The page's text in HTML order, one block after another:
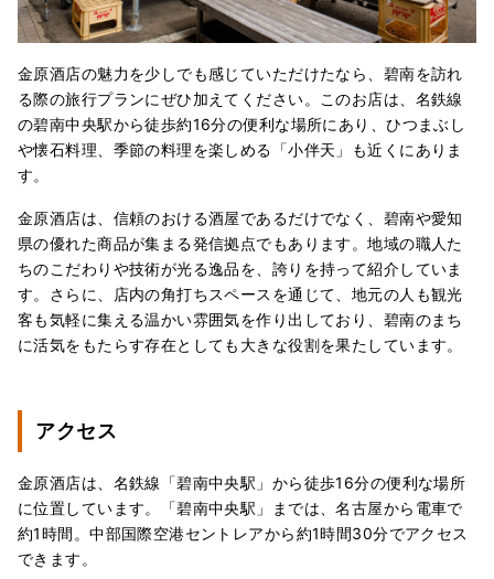
金原酒店の魅力を少しでも感じていただけたなら、碧南を訪れ
る際の旅行プランにぜひ加えてください。このお店は、名鉄線
の碧南中央駅から徒歩約16分の便利な場所にあり、ひつまぶし
や懐石料理、季節の料理を楽しめる「小伴天」も近くにありま
す。
金原酒店は、信頼のおける酒屋であるだけでなく、碧南や愛知
県の優れた商品が集まる発信拠点でもあります。地域の職人た
ちのこだわりや技術が光る逸品を、誇りを持って紹介していま
す。さらに、店内の角打ちスペースを通じて、地元の人も観光
客も気軽に集える温かい雰囲気を作り出しており、碧南のまち
に活気をもたらす存在としても大きな役割を果たしています。
アクセス
金原酒店は、名鉄線「碧南中央駅」から徒歩16分の便利な場所
に位置しています。「碧南中央駅」までは、名古屋から電車で
約1時間。中部国際空港セントレアから約1時間30分でアクセス
できます。